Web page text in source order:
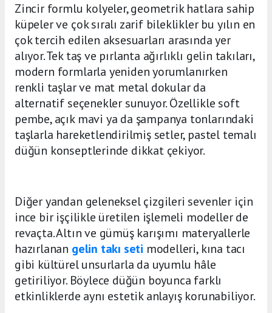
Zincir formlu kolyeler, geometrik hatlara sahip
küpeler ve çok sıralı zarif bileklikler bu yılın en
çok tercih edilen aksesuarları arasında yer
alıyor. Tek taş ve pırlanta ağırlıklı gelin takıları,
modern formlarla yeniden yorumlanırken
renkli taşlar ve mat metal dokular da
alternatif seçenekler sunuyor. Özellikle soft
pembe, açık mavi ya da şampanya tonlarındaki
taşlarla hareketlendirilmiş setler, pastel temalı
düğün konseptlerinde dikkat çekiyor.
Diğer yandan geleneksel çizgileri sevenler için
ince bir işçilikle üretilen işlemeli modeller de
revaçta. Altın ve gümüş karışımı materyallerle
hazırlanan gelin takı seti modelleri, kına tacı
gibi kültürel unsurlarla da uyumlu hâle
getiriliyor. Böylece düğün boyunca farklı
etkinliklerde aynı estetik anlayış korunabiliyor.